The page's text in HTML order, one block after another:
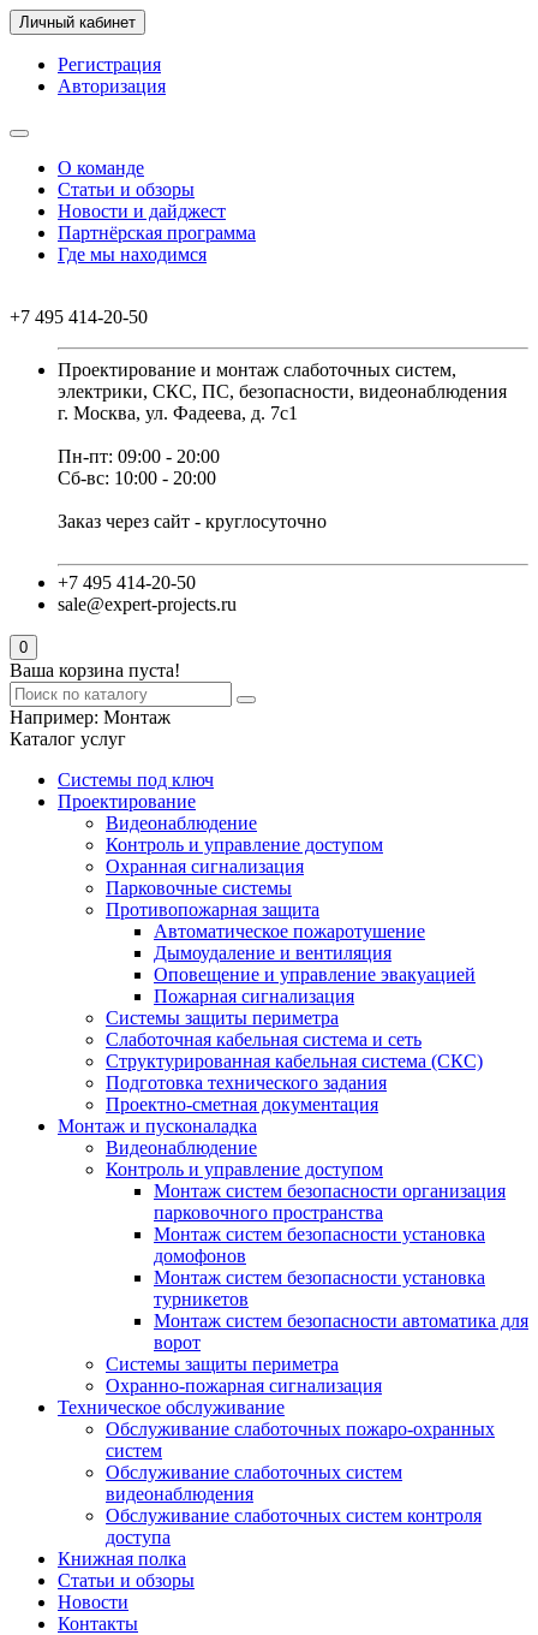
Личный кабинет
Регистрация
Авторизация
О команде
Статьи и обзоры
Новости и дайджест
Партнёрская программа
Где мы находимся
+7 495 414-20-50
Проектирование и монтаж слаботочных систем,
электрики, СКС, ПС, безопасности, видеонаблюдения
г. Москва, ул. Фадеева, д. 7с1
Пн-пт: 09:00 - 20:00
Сб-вс: 10:00 - 20:00
Заказ через сайт - круглосуточно
+7 495 414-20-50
sale@expert-projects.ru
0
Ваша корзина пуста!
Например: Монтаж
Каталог услуг
Системы под ключ
Проектирование
Видеонаблюдение
Контроль и управление доступом
Охранная сигнализация
Парковочные системы
Противопожарная защита
Автоматическое пожаротушение
Дымоудаление и вентиляция
Оповещение и управление эвакуацией
Пожарная сигнализация
Системы защиты периметра
Слаботочная кабельная система и сеть
Структурированная кабельная система (СКС)
Подготовка технического задания
Проектно-сметная документация
Монтаж и пусконаладка
Видеонаблюдение
Контроль и управление доступом
Монтаж систем безопасности организация
парковочного пространства
Монтаж систем безопасности установка
домофонов
Монтаж систем безопасности установка
турникетов
Монтаж систем безопасности автоматика для
ворот
Системы защиты периметра
Охранно-пожарная сигнализация
Техническое обслуживание
Обслуживание слаботочных пожаро-охранных
систем
Обслуживание слаботочных систем
видеонаблюдения
Обслуживание слаботочных систем контроля
доступа
Книжная полка
Статьи и обзоры
Новости
Контакты